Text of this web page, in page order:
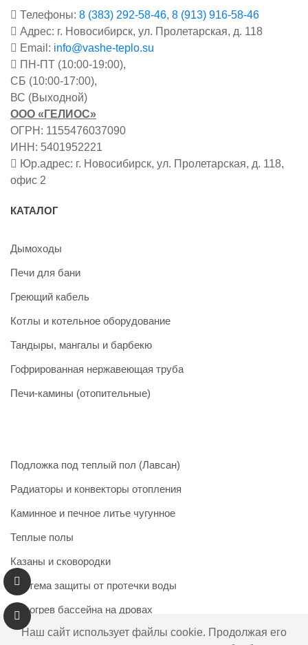
Телефоны: 8 (383) 292-58-46, 8 (913) 916-58-46
Адрес: г. Новосибирск, ул. Пролетарская, д. 118
Email: info@vashe-teplo.su
ПН-ПТ (10:00-19:00),
СБ (10:00-17:00),
ВС (Выходной)
ООО «ГЕЛИОС»
ОГРН: 1155476037090
ИНН: 5401952221
Юр.адрес: г. Новосибирск, ул. Пролетарская, д. 118,
офис 2
КАТАЛОГ
Дымоходы
Печи для бани
Греющий кабель
Котлы и котельное оборудование
Тандыры, мангалы и барбекю
Гофрированная нержавеющая труба
Печи-камины (отопительные)
Подложка под теплый пол (Лавсан)
Радиаторы и конвекторы отопления
Каминное и печное литье чугунное
Теплые полы
Казаны и сковородки
Система защиты от протечки воды
Подогрев бассейна на дровах
Наш сайт использует файлы cookie. Продолжая его